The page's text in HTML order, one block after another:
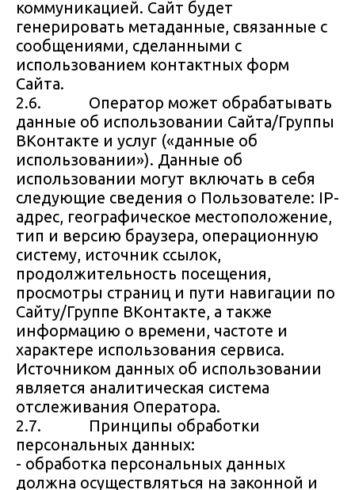
коммуникацией. Сайт будет
генерировать метаданные, связанные с
сообщениями, сделанными с
использованием контактных форм
Сайта.
2.6. Оператор может обрабатывать
данные об использовании Сайта/Группы
ВКонтакте и услуг («данные об
использовании»). Данные об
использовании могут включать в себя
следующие сведения о Пользователе: IP-
адрес, географическое местоположение,
тип и версию браузера, операционную
систему, источник ссылок,
продолжительность посещения,
просмотры страниц и пути навигации по
Сайту/Группе ВКонтакте, а также
информацию о времени, частоте и
характере использования сервиса.
Источником данных об использовании
является аналитическая система
отслеживания Оператора.
2.7. Принципы обработки
персональных данных:
- обработка персональных данных
должна осуществляться на законной и